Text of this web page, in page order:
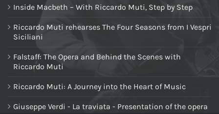
Inside Macbeth – With Riccardo Muti, Step by Step
Riccardo Muti rehearses The Four Seasons from I Vespri
Siciliani
Falstaff: The Opera and Behind the Scenes with
Riccardo Muti
Riccardo Muti: A Journey into the Heart of Music
Giuseppe Verdi - La traviata - Presentation of the opera